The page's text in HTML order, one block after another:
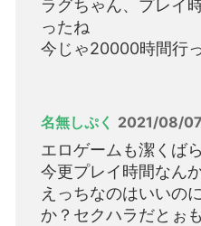
ラグちゃん、プレイ
ったね
今じゃ20000時間行
名無しぷく 2021/08/
エロゲームも潔くば
今更プレイ時間なん
えっちなのはいいの
か？セクハラだとぉ